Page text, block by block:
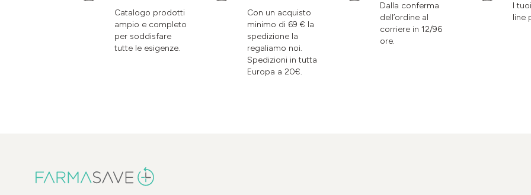
Catalogo prodotti
ampio e completo
per soddisfare
tutte le esigenze.
Con un acquisto
minimo di 69 € la
spedizione la
regaliamo noi.
Spedizioni in tutta
Europa a 20€.
Dalla conferma
dell’ordine al
corriere in 12/96
ore.
I
line